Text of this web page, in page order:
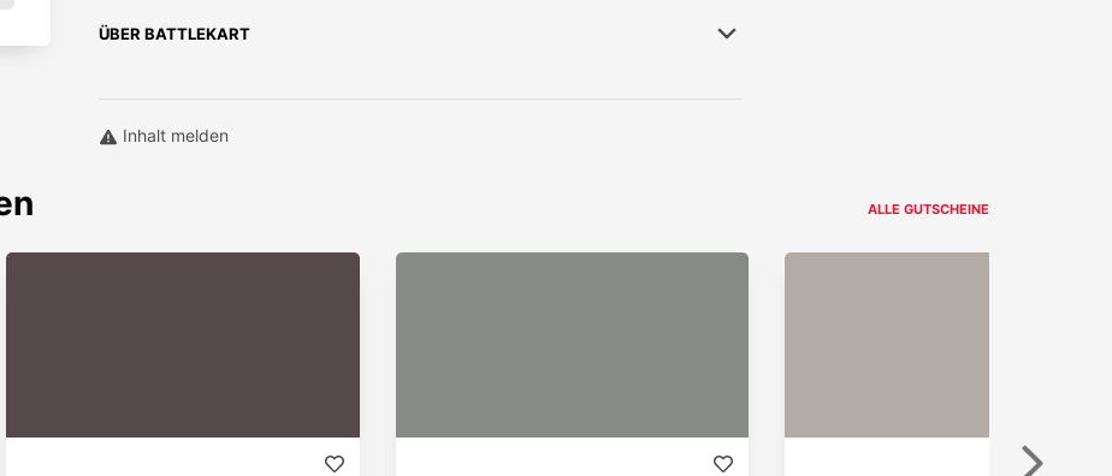
ÜBER BATTLEKART
Inhalt melden
ALLE GUTSCHEINE